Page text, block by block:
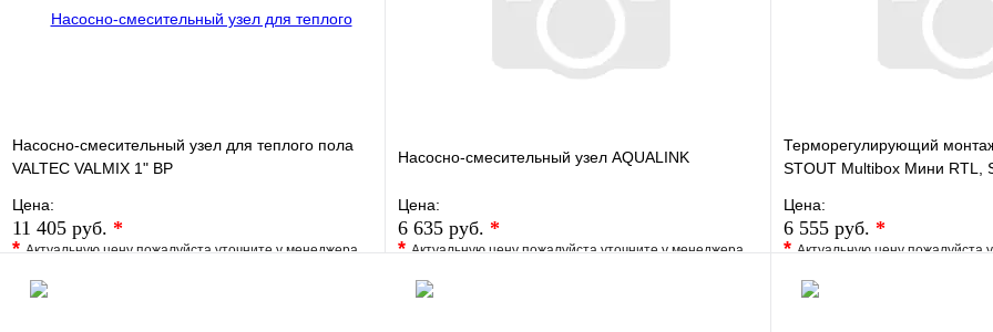
Насосно-смесительный узел для теплого пола
VALTEC VALMIX 1" ВР
Цена:
11 405 руб. *
*Актуальную цену пожалуйста уточните у менеджера
В избранное
Насосно-смесительный узел AQUALINK
Цена:
6 635 руб. *
*Актуальную цену пожалуйста уточните у менеджера
В избранное
Терморегулирующий
STOUT Multibox Мини RTL,
Цена:
6 555 руб. *
*Актуальную цену пожалуйста
В избранное